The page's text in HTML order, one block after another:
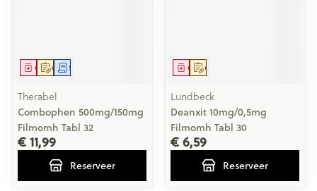
Op voorschrift
GeneesmiddelSchriftelijke aanvraag
Therabel
Combophen 500mg/150mg
Filmomh Tabl 32
€ 11,99
Reserveer
Op voorschrift
Geneesmiddel
Lundbeck
Deanxit 10mg/0,5mg
Filmomh Tabl 30
€ 6,59
Reserveer